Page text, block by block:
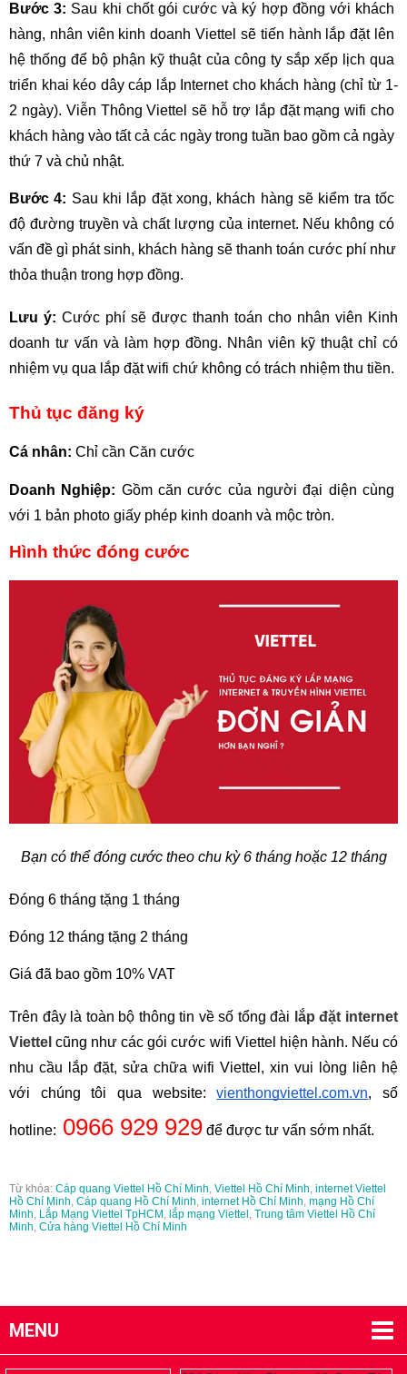
Bước 3: Sau khi chốt gói cước và ký hợp đồng với khách
hàng, nhân viên kinh doanh Viettel sẽ tiến hành lắp đặt lên
hệ thống để bộ phận kỹ thuật của công ty sắp xếp lịch qua
triển khai kéo dây cáp lắp Internet cho khách hàng (chỉ từ 1-
2 ngày). Viễn Thông Viettel sẽ hỗ trợ lắp đặt mạng wifi cho
khách hàng vào tất cả các ngày trong tuần bao gồm cả ngày
thứ 7 và chủ nhật.
Bước 4: Sau khi lắp đặt xong, khách hàng sẽ kiểm tra tốc
độ đường truyền và chất lượng của internet. Nếu không có
vấn đề gì phát sinh, khách hàng sẽ thanh toán cước phí như
thỏa thuận trong hợp đồng.
Lưu ý: Cước phí sẽ được thanh toán cho nhân viên Kinh
doanh tư vấn và làm hợp đồng. Nhân viên kỹ thuật chỉ có
nhiệm vụ qua lắp đặt wifi chứ không có trách nhiệm thu tiền.
Thủ tục đăng ký
Cá nhân: Chỉ cần Căn cước
Doanh Nghiệp: Gồm căn cước của người đại diện cùng
với 1 bản photo giấy phép kinh doanh và mộc tròn.
Hình thức đóng cước
Bạn có thể đóng cước theo chu kỳ 6 tháng hoặc 12 tháng
Đóng 6 tháng tặng 1 tháng
Đóng 12 tháng tặng 2 tháng
Giá đã bao gồm 10% VAT
Trên đây là toàn bộ thông tin về số tổng đài lắp đặt internet
Viettel cũng như các gói cước wifi Viettel hiện hành. Nếu có
nhu cầu lắp đặt, sửa chữa wifi Viettel, xin vui lòng liên hệ
với chúng tôi qua website: vienthongviettel.com.vn, số
hotline: 0966 929 929 để được tư vấn sớm nhất.
Từ khóa: Cáp quang Viettel Hồ Chí Minh, Viettel Hồ Chí Minh, internet Viettel
Hồ Chí Minh, Cáp quang Hồ Chí Minh, internet Hồ Chí Minh, mạng Hồ Chí
Minh, Lắp Mạng Viettel TpHCM , lắp mạng Viettel , Trung tâm Viettel Hồ Chí
Minh, Cửa hàng Viettel Hồ Chí Minh
MENU